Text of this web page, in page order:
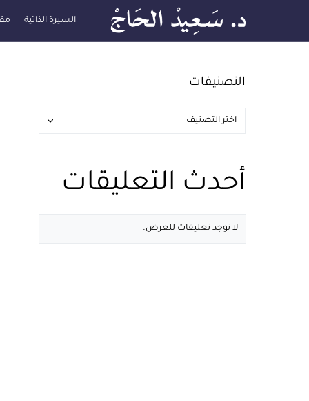
السيرة الذاتية
التصنيفات
أحدث التعليقات
لا توجد تعليقات للعرض.